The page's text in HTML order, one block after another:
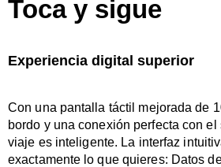
Toca y sigue
Experiencia digital superior
Con una pantalla táctil mejorada de
bordo y una conexión perfecta con el
viaje es inteligente. La interfaz
exactamente lo que quieres: Datos